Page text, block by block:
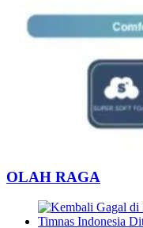
OLAH RAGA